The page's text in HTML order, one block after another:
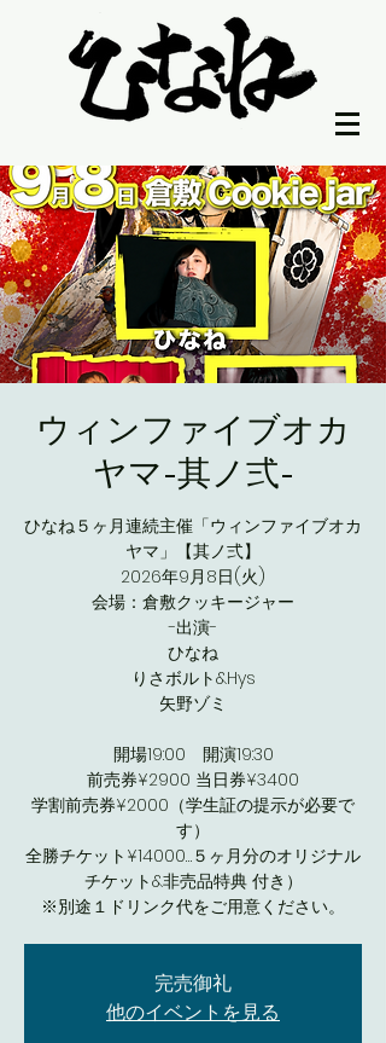
ウィンファイブオカ
ヤマ-其ノ弍-
ひなね５ヶ月連続主催「ウィンファイブオカ
ヤマ」【其ノ弍】
2026年9月8日(火)
会場：倉敷クッキージャー
-出演-
ひなね
りさボルト&Hys
矢野ゾミ
開場19:00 開演19:30
前売券¥2900 当日券¥3400
学割前売券¥2000（学生証の提示が必要で
す）
全勝チケット¥14000…５ヶ月分のオリジナル
チケット&非売品特典 付き）
※別途１ドリンク代をご用意ください。
完売御礼
他のイベントを見る